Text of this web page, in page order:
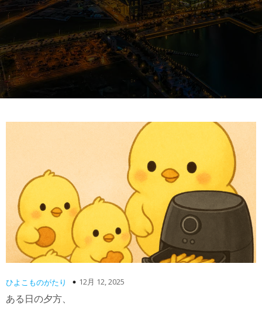
ひよこものがたり 12月 12, 2025
ある日の夕方、